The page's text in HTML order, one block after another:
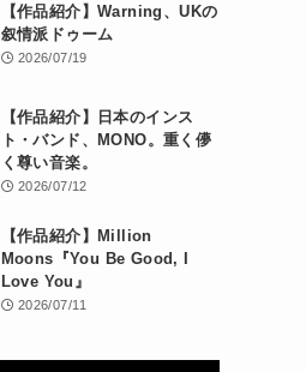
【作品紹介】Warning、UKの
叙情派ドゥーム
2026/07/19
【作品紹介】日本のインス
ト・バンド、MONO。重く儚
く尊い音楽。
2026/07/12
【作品紹介】Million
Moons『You Be Good, I
Love You』
2026/07/11